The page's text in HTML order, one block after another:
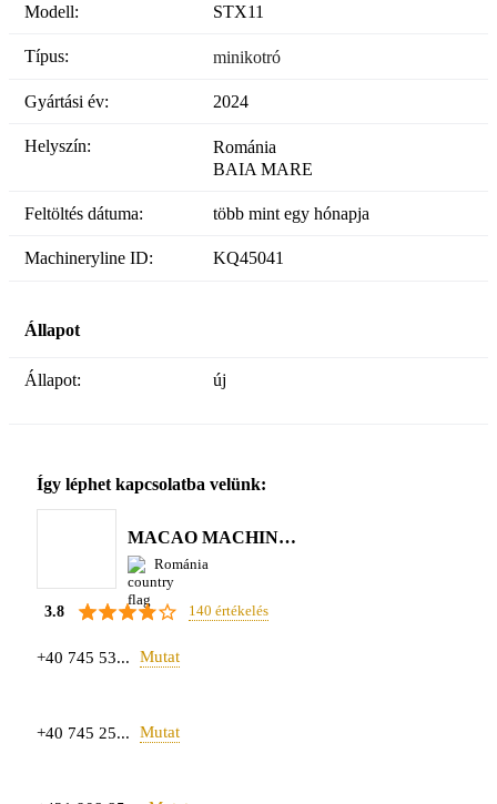
Modell: STX11
Típus: minikotró
Gyártási év: 2024
Helyszín:
Románia
BAIA MARE
Feltöltés dátuma: több mint egy hónapja
Machineryline ID: KQ45041
Állapot
Állapot: új
Így léphet kapcsolatba velünk:
MACAO MACHINERY S.R.L.
Románia
3.8 140 értékelés
+40 745 53... Mutat
+40 745 25... Mutat